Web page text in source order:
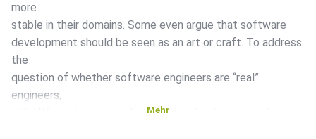
more
stable in their domains. Some even argue that software
development should be seen as an art or craft. To address
the
question of whether software engineers are “real”
engineers,
Hillel Wayne interviewed professionals who crossed over
Mehr